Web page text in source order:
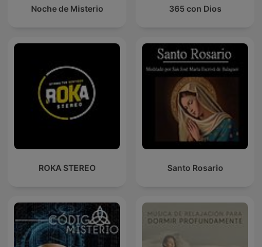
Noche de Misterio 365 con Dios
ROKA STEREO Santo Rosario